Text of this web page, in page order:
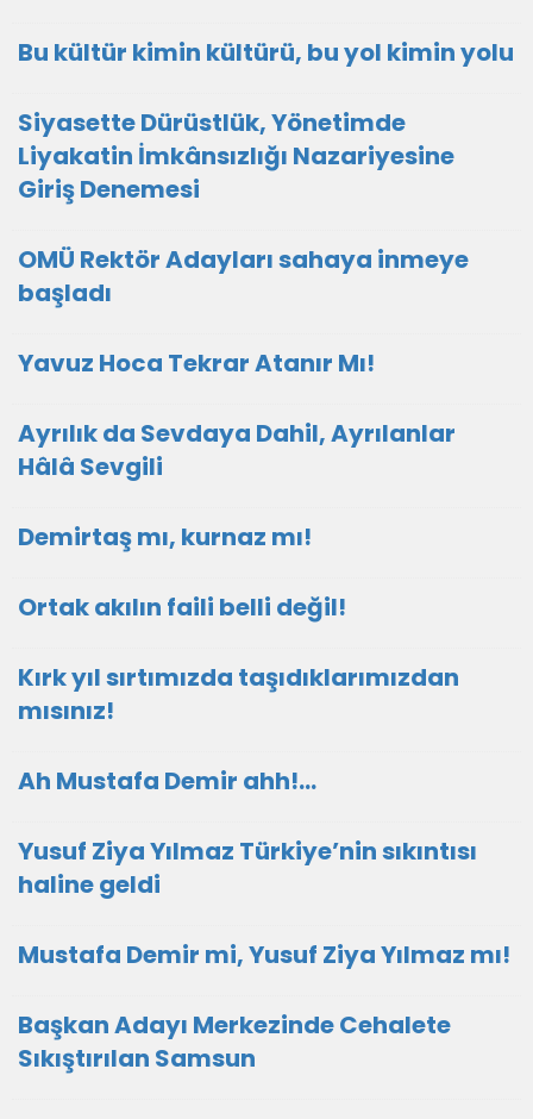
Bu kültür kimin kültürü, bu yol kimin yolu
Siyasette Dürüstlük, Yönetimde
Liyakatin İmkânsızlığı Nazariyesine
Giriş Denemesi
OMÜ Rektör Adayları sahaya inmeye
başladı
Yavuz Hoca Tekrar Atanır Mı!
Ayrılık da Sevdaya Dahil, Ayrılanlar
Hâlâ Sevgili
Demirtaş mı, kurnaz mı!
Ortak akılın faili belli değil!
Kırk yıl sırtımızda taşıdıklarımızdan
mısınız!
Ah Mustafa Demir ahh!…
Yusuf Ziya Yılmaz Türkiye’nin sıkıntısı
haline geldi
Mustafa Demir mi, Yusuf Ziya Yılmaz mı!
Başkan Adayı Merkezinde Cehalete
Sıkıştırılan Samsun